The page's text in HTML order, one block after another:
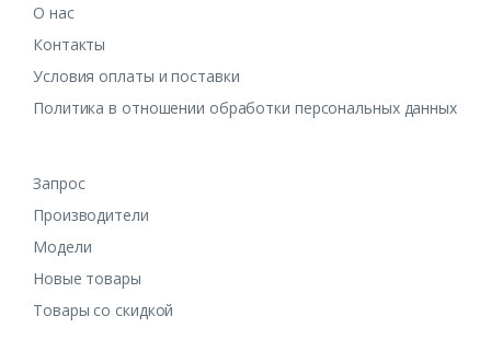
О нас
Контакты
Условия оплаты и поставки
Политика в отношении обработки персональных данных
Запрос
Производители
Модели
Новые товары
Товары со скидкой